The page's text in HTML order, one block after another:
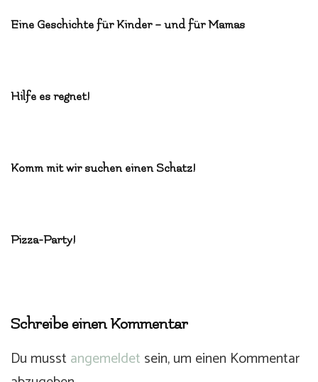
Eine Geschichte für Kinder – und für Mamas
Hilfe es regnet!
Komm mit wir suchen einen Schatz!
Pizza-Party!
Schreibe einen Kommentar
Du musst angemeldet sein, um einen Kommentar